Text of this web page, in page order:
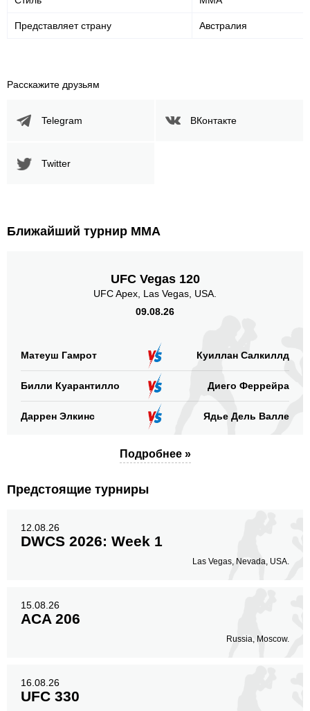
Представляет страну Австралия
Расскажите друзьям
Telegram ВКонтакте
Twitter
Ближайший турнир ММА
UFC Vegas 120
UFC Apex, Las Vegas, USA.
09.08.26
Матеуш Гамрот Куиллан Салкиллд
Билли Куарантилло Диего Феррейра
Даррен Элкинс Ядье Дель Валле
Подробнее »
Предстоящие турниры
12.08.26
DWCS 2026: Week 1
Las Vegas, Nevada, USA.
15.08.26
ACA 206
Russia, Moscow.
16.08.26
UFC 330